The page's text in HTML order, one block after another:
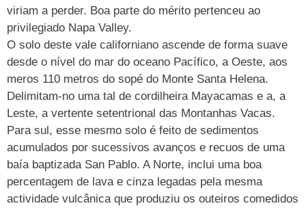
viriam a perder. Boa parte do mérito pertenceu ao
privilegiado Napa Valley.
O solo deste vale californiano ascende de forma suave
desde o nível do mar do oceano Pacífico, a Oeste, aos
meros 110 metros do sopé do Monte Santa Helena.
Delimitam-no uma tal de cordilheira Mayacamas e a, a
Leste, a vertente setentrional das Montanhas Vacas.
Para sul, esse mesmo solo é feito de sedimentos
acumulados por sucessivos avanços e recuos de uma
baía baptizada San Pablo. A Norte, inclui uma boa
percentagem de lava e cinza legadas pela mesma
actividade vulcânica que produziu os outeiros comedidos